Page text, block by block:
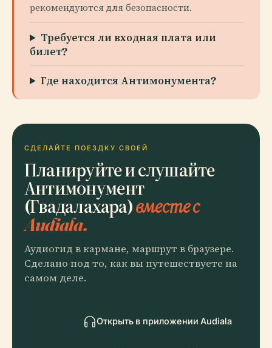
рекомендуются для безопасности.
Требуется ли входная плата или
билет?
Где находится Антимонумента?
СДЕЛАЙТЕ ПОЕЗДКУ СВОЕЙ
Планируйте и слушайте
Антимонумент
(Гвадалахара)вместе с
Audiala.
Аудиогид в кармане, маршрут в браузере.
Сделано под то, как вы путешествуете на
самом деле.
Открыть в приложении Audiala